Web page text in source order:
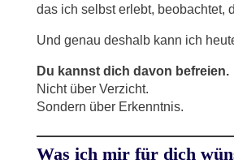
das ich selbst erlebt, beobachtet,
Und genau deshalb kann ich
Du kannst dich davon befreien.
Nicht über Verzicht.
Sondern über Erkenntnis.
Was ich mir für dich